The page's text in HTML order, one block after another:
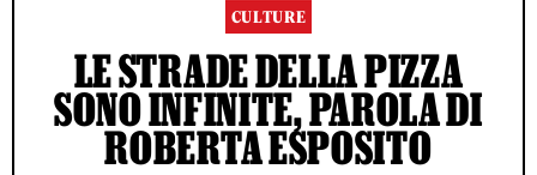
CULTURE
LE STRADE DELLA PIZZA
SONO INFINITE, PAROLA DI
ROBERTA ESPOSITO